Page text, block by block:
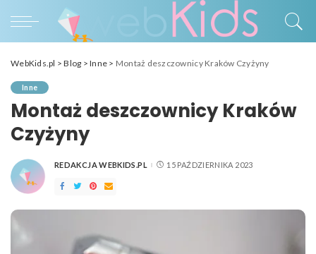
WebKids.pl >Blog >Inne > Montaż deszczownicy Kraków Czyżyny
Inne
Montaż deszczownicy Kraków
Czyżyny
POSTED
REDAKCJA WEBKIDS.PL 15 PAŹDZIERNIKA 2023